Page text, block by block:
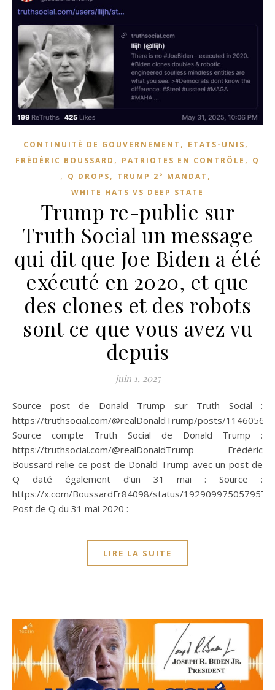
CONTINUITÉ DE GOUVERNEMENT , ETATS-UNIS,
FRÉDÉRIC BOUSSARD , PATRIOTES EN CONTRÔLE , Q
, Q DROPS, TRUMP 2° MANDAT ,
WHITE HATS VS DEEP STATE
Trump re-publie sur
Truth Social un message
qui dit que Joe Biden a été
exécuté en 2020, et que
des clones et des robots
sont ce que vous avez vu
depuis
juin 1, 2025
Source post de Donald Trump sur Truth Social :
https://truthsocial.com/@realDonaldTrump/posts/
Source compte Truth Social de Donald Trump :
https://truthsocial.com/@realDonaldTrump Frédéric
Boussard relie ce post de Donald Trump avec un post de
Q daté également d’un 31 mai : Source :
https://x.com/BoussardFr84098/status/
Post de Q du 31 mai 2020 :
LIRE LA SUITE